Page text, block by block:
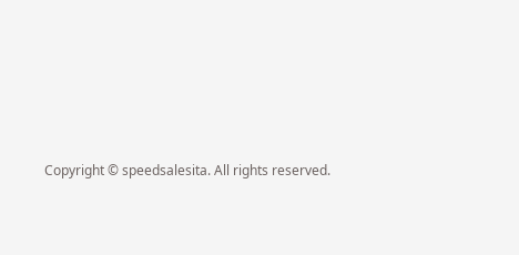
Copyright © speedsalesita. All rights reserved.